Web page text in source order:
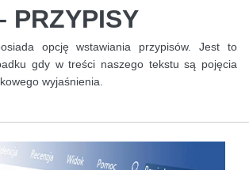
PRZYPISY
opcję wstawiania przypisów. Jest to
gdy w treści naszego tekstu są pojęcia
wyjaśnienia.